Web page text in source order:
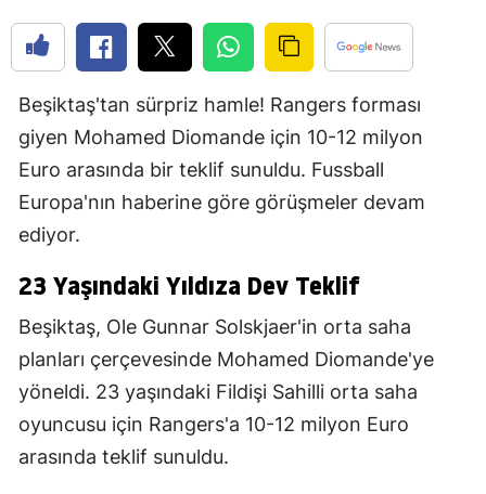
Beşiktaş'tan sürpriz hamle! Rangers forması
giyen Mohamed Diomande için 10-12 milyon
Euro arasında bir teklif sunuldu. Fussball
Europa'nın haberine göre görüşmeler devam
ediyor.
23 Yaşındaki Yıldıza Dev Teklif
Beşiktaş, Ole Gunnar Solskjaer'in orta saha
planları çerçevesinde Mohamed Diomande'ye
yöneldi. 23 yaşındaki Fildişi Sahilli orta saha
oyuncusu için Rangers'a 10-12 milyon Euro
arasında teklif sunuldu.